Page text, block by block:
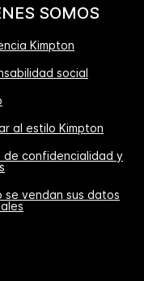
SOMOS
Kimpton
social
al estilo Kimpton
de confidencialidad y
se vendan sus datos